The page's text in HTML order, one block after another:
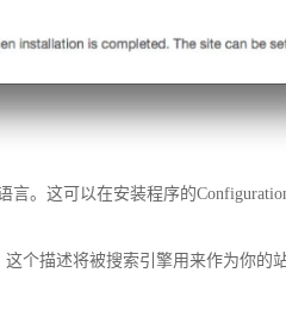
。这可以在安装程序的
个描述将被搜索引擎用来作为你的